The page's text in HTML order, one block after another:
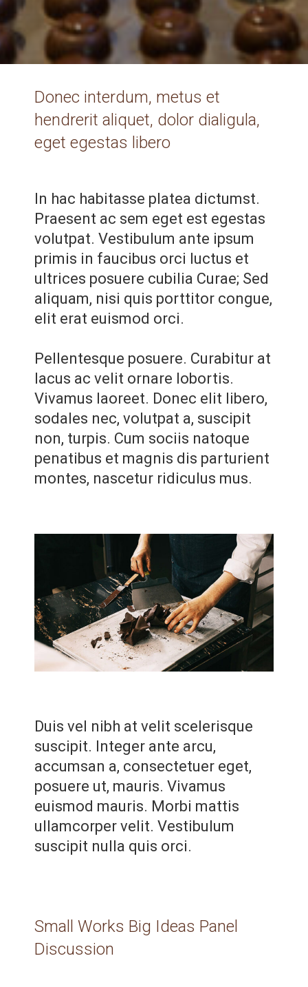
Donec interdum, metus et
hendrerit aliquet, dolor dialigula,
eget egestas libero
In hac habitasse platea dictumst.
Praesent ac sem eget est egestas
volutpat. Vestibulum ante ipsum
primis in faucibus orci luctus et
ultrices posuere cubilia Curae; Sed
aliquam, nisi quis porttitor congue,
elit erat euismod orci.
Pellentesque posuere. Curabitur at
lacus ac velit ornare lobortis.
Vivamus laoreet. Donec elit libero,
sodales nec, volutpat a, suscipit
non, turpis. Cum sociis natoque
penatibus et magnis dis parturient
montes, nascetur ridiculus mus.
Duis vel nibh at velit scelerisque
suscipit. Integer ante arcu,
accumsan a, consectetuer eget,
posuere ut, mauris. Vivamus
euismod mauris. Morbi mattis
ullamcorper velit. Vestibulum
suscipit nulla quis orci.
Small Works Big Ideas Panel
Discussion